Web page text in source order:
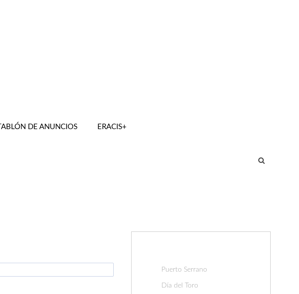
TABLÓN DE ANUNCIOS ERACIS+
Puerto Serrano
Día del Toro